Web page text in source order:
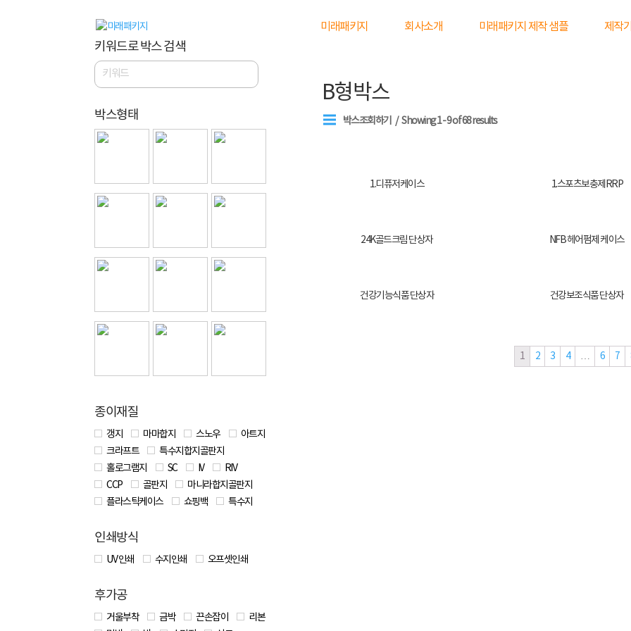
미래패키지 회사소개 미래패키지 제작 샘플 제작
B형박스
박스조회하기 Showing 1 - 9 of 68 results
1.디퓨저케이스 1.스포츠보충제RRP
24K골드크림 단상자 NFB 헤어펌제 케이스
건강기능식품 단상자 건강보조식품 단상자
1 2 3 4 … 6 7
키워드로 박스 검색
박스형태
종이재질
갱지 마마합지 스노우
아트지
크라프트
특수지합지골판지
홀로그램지
SC IV
RIV
CCP
골판지
마니라합지골판지
플라스틱케이스
쇼핑백 특수지
인쇄방식
UV 인쇄 수지인쇄 오프셋인쇄
후가공
거울부착 금박 끈손잡이
리본